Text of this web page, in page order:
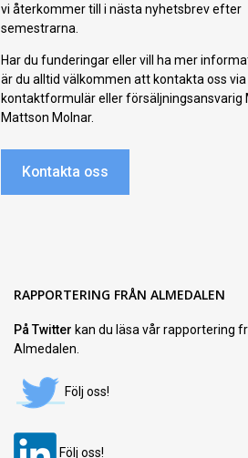
viåterkommer tilli nästa nyhetsbrev efter
semestrarna.
Har du funderingar eller vill ha mer
är du alltid välkommen att kontakta oss
kontaktformulär eller försäljningsansvarig
Mattson Molnar.
Kontakta oss
RAPPORTERING FRÅN ALMEDALEN
På Twitter kan du läsa vår rapportering
Almedalen.
Följ oss!
Följ oss!